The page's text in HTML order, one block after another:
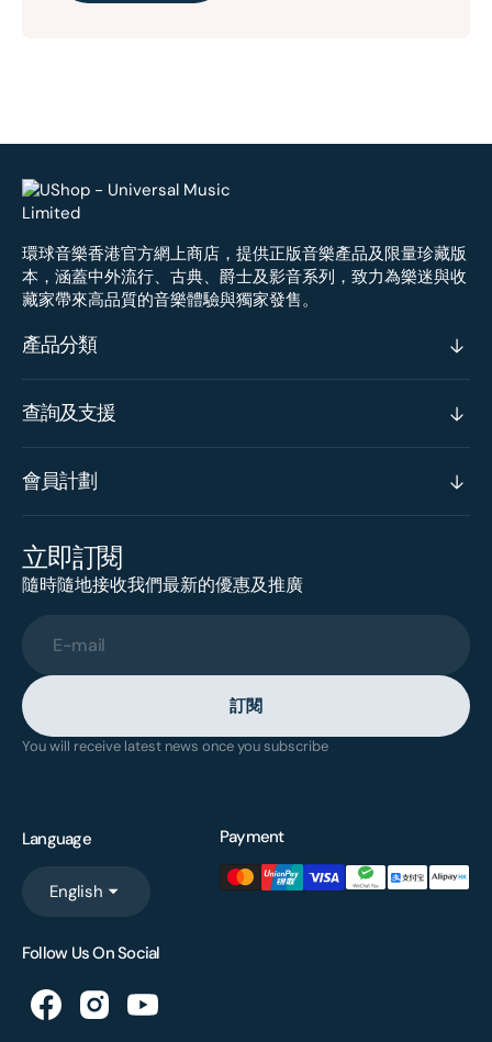
環球音樂香港官方網上商店，提供正版音樂產品及限量珍藏版
本，涵蓋中外流行、古典、爵士及影音系列，致力為樂迷與收
藏家帶來高品質的音樂體驗與獨家發售。
產品分類
查詢及支援
會員計劃
立即訂閱
隨時隨地接收我們最新的優惠及推廣
E-mail
訂閱
You will receive latest news once you subscribe
Language
English
Payment
Follow Us On Social